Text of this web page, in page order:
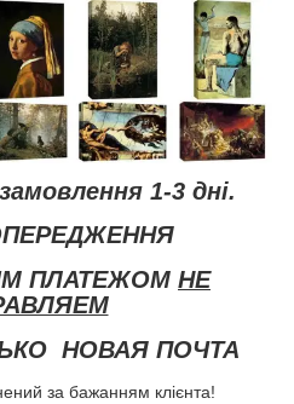
1-3 дні.
ПЛАТЕЖОМ НЕ
НОВАЯ ПОЧТА
за бажанням клієнта!